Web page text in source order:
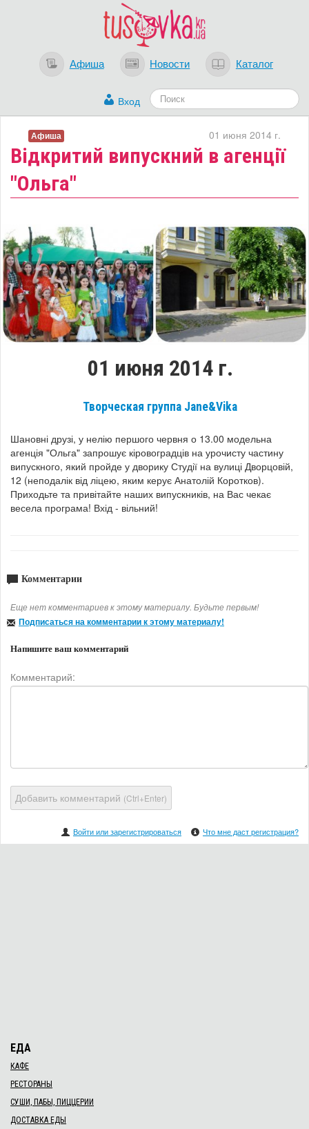
Афиша Новости Каталог
Вход
Відкритий випускний в агенції
"Ольга"
01 июня 2014 г.
Афиша
01 июня 2014 г.
Творческая группа Jane&Vika
Шановні друзі, у нелію першого червня о 13.00 модельна
агенція "Ольга" запрошує кіровоградців на урочисту частину
випускного, який пройде у дворику Студії на вулиці Дворцовій,
12 (неподалік від ліцею, яким керує Анатолій Коротков).
Приходьте та привітайте наших випускників, на Вас чекає
весела програма! Вхід - вільний!
Комментарии
Еще нет комментариев к этому материалу. Будьте первым!
Подписаться на комментарии к этому материалу!
Напишите ваш комментарий
Комментарий:
Добавить комментарий (Ctrl+Enter)
Войти или зарегистрироваться Что мне даст регистрация?
ЕДА
КАФЕ
РЕСТОРАНЫ
СУШИ, ПАБЫ, ПИЦЦЕРИИ
ДОСТАВКА ЕДЫ